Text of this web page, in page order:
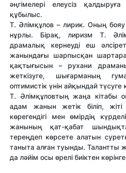
әңгімелері елеусіз
құбылыс.
Т. Әлімқұлов – лирик. Оның
нұрлы. Бірақ, лиризм Т.
драмалық кернеуді еш
жанындағы шарпысқан
қақтығысын – рухани
жеткізуге, шығарманың
оптимистік үнін айқындай түсуге
Т. Әлімқұловтың жаңа кітабы
адам жанын жетік біліп, жіті
көрегендігі мен өмірдің
жанының қат-қабат
тереңдеп көрсете алатын
таныта алған туынды. Талантты
да ләйім осы өрелі биіктен